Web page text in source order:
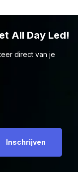
All Day Led!
direct van je